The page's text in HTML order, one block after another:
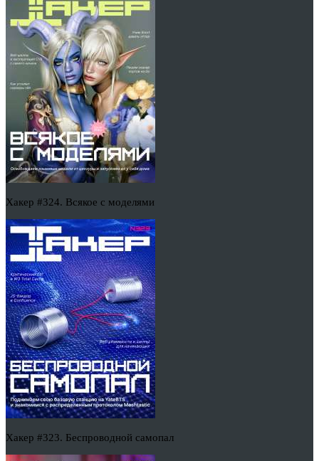
Хакер #324. Всякое с моделями
Хакер #323. Беспроводной самопал